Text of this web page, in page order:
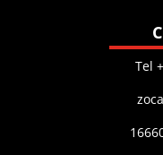
Tel